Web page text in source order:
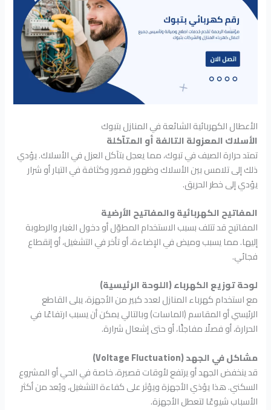
الأعطال الكهربائية الشائعة في المنازل بتبوك
الأسلاك المعزولة التالفة أو المتآكلة
تمتد حرارة الصيف في تبوك، مما يعجل بتآكل العزل في الأسلاك. يؤدي
ذلك إلى تلامس بين الأسلاك وظهور قصور وكثافة في التيار أو شرار
يؤدي إلى خطر الحريق.
المفاتيح الكهربائية والمفاتيح الأرضية
المفاتيح قد تتلف بسبب الاستخدام المطوّل أو دخول الغبار والرطوبة
إليها. مما يسبب وميض في الإضاءة، أو تأخر في التشغيل، أو إنقطاع
فجائي.
لوحة توزيع الكهرباء (اللوحة الرئيسية)
مع استخدام كهرباء المنازل لعدد كبير من الأجهزة، يبلى القاطع
الرئيسي أو المقاسم (الماسات) وبالتالي يمكن أن يسبب ارتفاعًا في
الحرارة، أو فصلًا مفاجئًا، أو حتى إشعال شرارة.
مشاكل في الجهد (Voltage Fluctuation)
قد ينخفض الجهد أو يرتفع لأوقات قصيرة، خاصة في الحي أو المشروع
السكني. هذا يؤذي الأجهزة ويؤثر على كفاءة التشغيل، ويُعد من أكثر
الأسباب شيوعًا لتعطل الأجهزة.